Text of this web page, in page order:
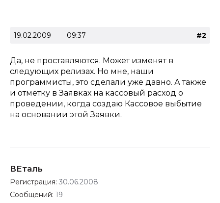
19.02.2009 09:37 #2
Да, не проставляются. Может изменят в
следующих релизах. Но мне, наши
программисты, это сделали уже давно. А также
и отметку в Заявках на кассовый расход о
проведении, когда создаю Кассовое выбытие
на основании этой Заявки.
ВEталь
Регистрация: 30.06.2008
Сообщений: 19